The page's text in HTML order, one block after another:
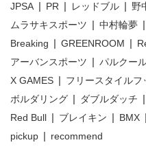
JPSA PR レッドブル 野
ムラサキスポーツ
中村輪夢
Breaking
GREENROOM
アーバンスポーツ
パルクー
X GAMES
フリースタイルフ
ボルダリング
ダブルダッチ
Red Bull
ブレイキン BMX
pickup
recommend